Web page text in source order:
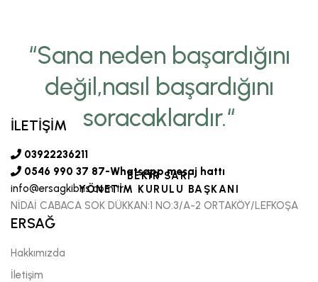
“Sana neden başardığını
değil,nasıl başardığını
soracaklardır.“
BEKİR SARI
YÖNETİM KURULU BAŞKANI
İLETİŞİM
03922236211
0546 990 37 87-Whatsapp mesaj hattı
info@ersagkibris.com.tr
NİDAİ CABACA SOK DÜKKAN:1 NO:3/A-2 ORTAKÖY/LEFKOŞA
ERSAĞ
Hakkımızda
İletişim